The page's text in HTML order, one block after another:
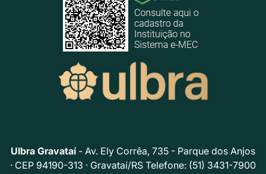
Ulbra Gravataí- Av. Ely Corrêa, 735 - Parque dos Anjos
· CEP 94190-313 · Gravataí/RS Telefone: (51) 3431-7900